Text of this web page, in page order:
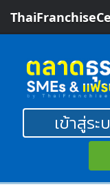
เข้าสู่ระ